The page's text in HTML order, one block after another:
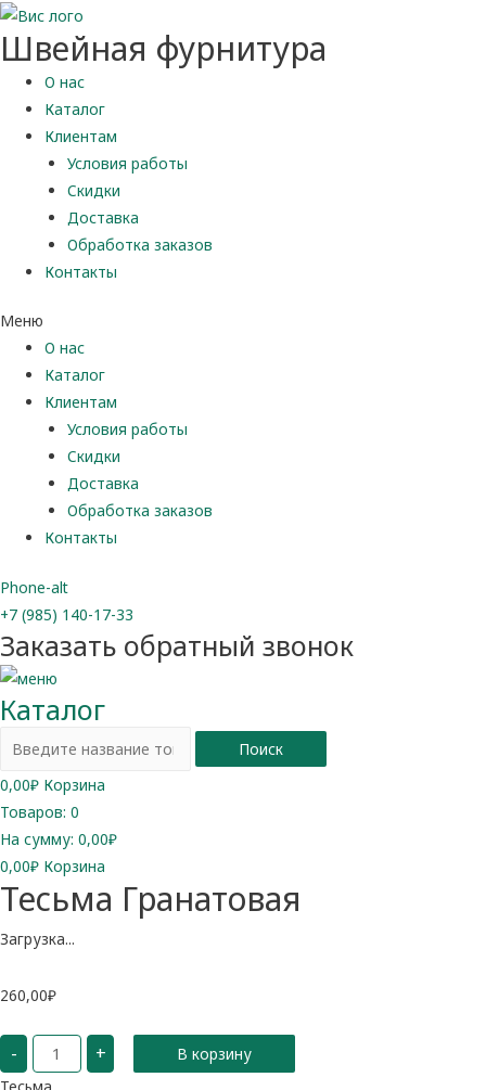
Швейная фурнитура
О нас
Каталог
Клиентам
Условия работы
Скидки
Доставка
Обработка заказов
Контакты
Меню
О нас
Каталог
Клиентам
Условия работы
Скидки
Доставка
Обработка заказов
Контакты
Phone-alt
+7 (985) 140-17-33
Заказать обратный звонок
Каталог
Поиск
0,00₽ Корзина
Товаров: 0
На сумму: 0,00₽
0,00₽ Корзина
Тесьма Гранатовая
Загрузка...
260,00₽
-
Количество
Тесьма
Гранатовая
+
В корзину